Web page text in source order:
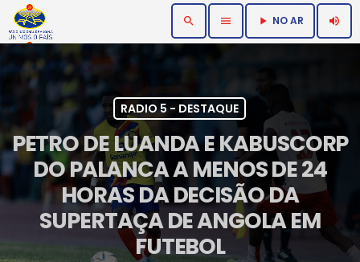
search menu play_arrow NO AR volume_up
RADIO 5 - DESTAQUE
PETRO DE LUANDA E KABUSCORP
DO PALANCA A MENOS DE 24
HORAS DA DECISÃO DA
SUPERTAÇA DE ANGOLA EM
FUTEBOL